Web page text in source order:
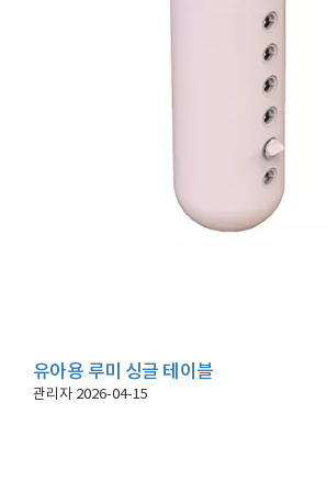
유아용 루미 싱글 테이블
관리자 2026-04-15